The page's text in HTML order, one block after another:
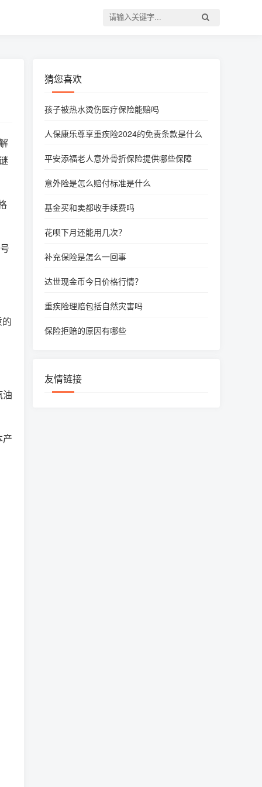
油
产
猜您喜欢
孩子被热水烫伤医疗保险能赔吗
人保康乐尊享重疾险2024的免责条款是什么
平安添福老人意外骨折保险提供哪些保障
意外险是怎么赔付标准是什么
基金买和卖都收手续费吗
花呗下月还能用几次？
补充保险是怎么一回事
达世现金币今日价格行情？
重疾险理赔包括自然灾害吗
保险拒赔的原因有哪些
友情链接